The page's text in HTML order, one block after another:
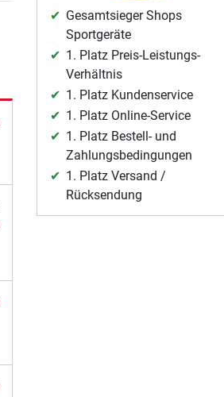
Gesamtsieger Shops
Sportgeräte
1. Platz Preis-Leistungs-
Verhältnis
1. Platz Kundenservice
1. Platz Online-Service
1. Platz Bestell- und
Zahlungsbedingungen
1. Platz Versand /
Rücksendung